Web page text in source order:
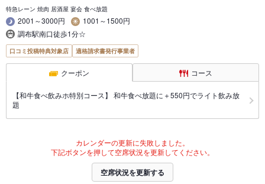
特急レーン 焼肉 居酒屋 宴会 食べ放題
2001～3000円
1001～1500円
調布駅南口徒歩1分☆
口コミ投稿特典対象店 適格請求書発行事業者
クーポン コース
【和牛食べ飲みホ特別コース】 和牛食べ放題に＋550円でライト飲み放
題
カレンダーの更新に失敗しました。
下記ボタンを押して空席状況を更新してください。
空席状況を更新する